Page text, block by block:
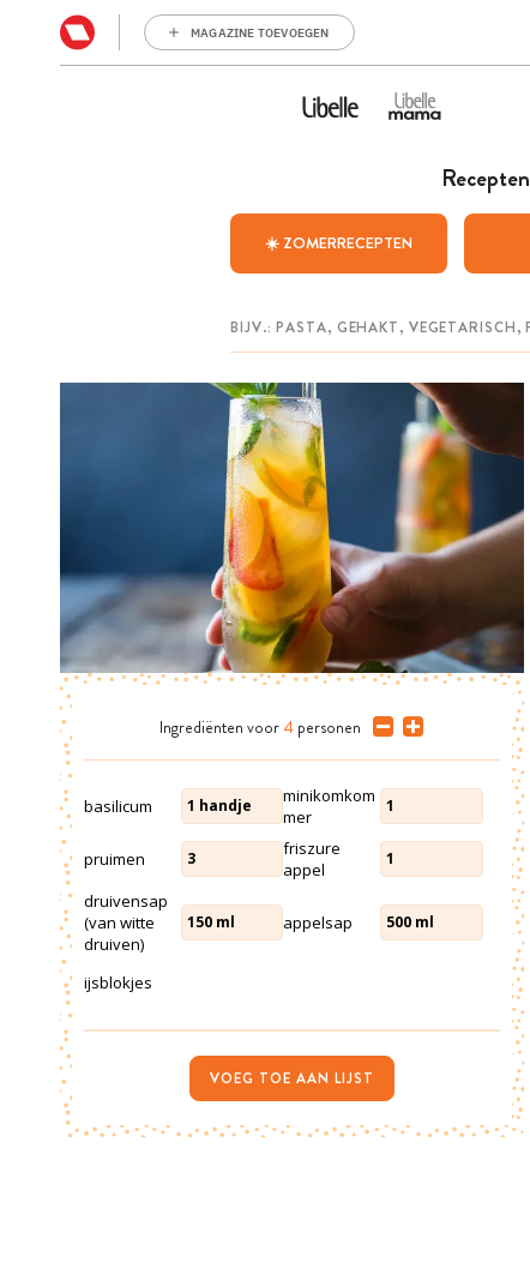
MAGAZINE TOEVOEGEN
Recepten
☀️ ZOMERRECEPTEN
Ingrediënten voor 4 personen
basilicum 1 handje
minikomkom
mer
1
pruimen 3
friszure
appel
1
druivensap
(van witte
druiven)
150 ml appelsap 500 ml
ijsblokjes
VOEG TOE AAN LIJST